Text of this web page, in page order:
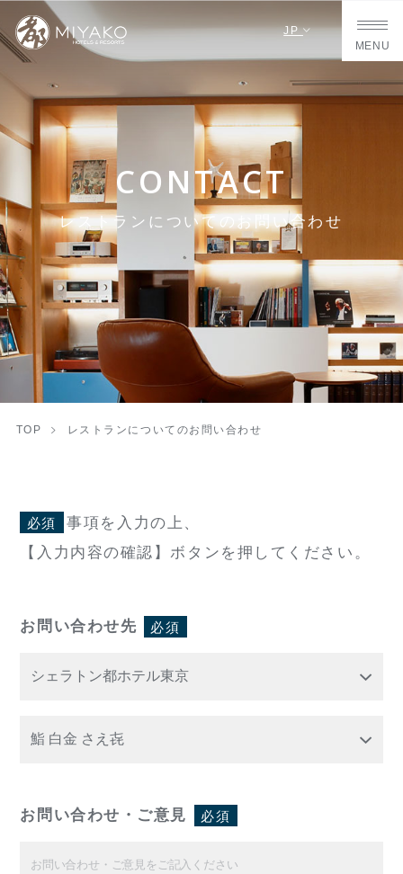
JP
MENU
CONTACT
レストランについてのお問い合わせ
TOP レストランについてのお問い合わせ
必須
事項を入力の上、
【入力内容の確認】ボタンを押してください。
お問い合わせ先 必須
お問い合わせ・ご意見 必須